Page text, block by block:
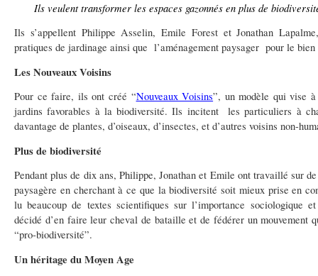
Ils veulent transformer les espaces gazonnés en plus de
Ils s’appellent Philippe Asselin, Emile Forest et Jonathan
pratiques de jardinage ainsi que l’aménagement paysager pour le
Les Nouveaux Voisins
Pour ce faire, ils ont créé “Nouveaux Voisins”, un modèle qui vise
jardins favorables à la biodiversité. Ils incitent les particuliers à
davantage de plantes, d’oiseaux, d’insectes, et d’autres voisins non-
Plus de biodiversité
Pendant plus de dix ans, Philippe, Jonathan et Emile ont travaillé sur
paysagère en cherchant à ce que la biodiversité soit mieux prise en
lu beaucoup de textes scientifiques sur l’importance sociologique
décidé d’en faire leur cheval de bataille et de fédérer un mouvement
“pro-biodiversité”.
Un héritage du Moyen Age